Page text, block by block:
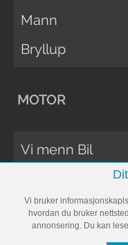
Mann
Bryllup
MOTOR
Vi menn Bil
Vi Menn Båt
Vi bruker
hvordan du bruker
annonsering. Du kan